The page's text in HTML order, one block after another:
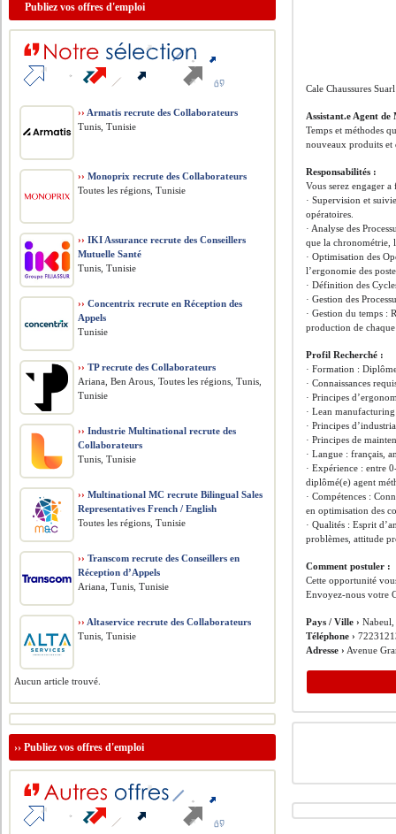
Cale Chaussures
Assistant.e Agent de
Temps et méthodes
nouveaux produits et
Responsabilités :
Vous serez engager a
· Supervision et
opératoires.
· Analyse des
que la
· Optimisation des
l’ergonomie des
· Définition des
· Gestion des
· Gestion du temps :
production de
Profil Recherché :
· Formation :
· Connaissances
· Principes
· Lean
· Principes
· Principes de
· Langue : français,
· Expérience : entre
diplômé(e) agent
· Compétences :
en optimisation des
· Qualités : Esprit
problèmes, attitude
Comment postuler :
Cette opportunité
Envoyez-nous votre
Pays / Ville ›
Téléphone ›
Adresse › Avenue
Publiez vos offres d'emploi
›› Armatis recrute des Collaborateurs
Tunis, Tunisie
›› Monoprix recrute des Collaborateurs
Toutes les régions, Tunisie
›› IKI Assurance recrute des Conseillers
Mutuelle Santé
Tunis, Tunisie
›› Concentrix recrute en Réception des
Appels
Tunisie
›› TP recrute des Collaborateurs
Ariana, Ben Arous, Toutes les régions, Tunis,
Tunisie
›› Industrie Multinational recrute des
Collaborateurs
Tunis, Tunisie
›› Multinational MC recrute Bilingual Sales
Representatives French / English
Toutes les régions, Tunisie
›› Transcom recrute des Conseillers en
Réception d’Appels
Ariana, Tunis, Tunisie
›› Altaservice recrute des Collaborateurs
Tunis, Tunisie
Aucun article trouvé.
››Publiez vos offres d'emploi